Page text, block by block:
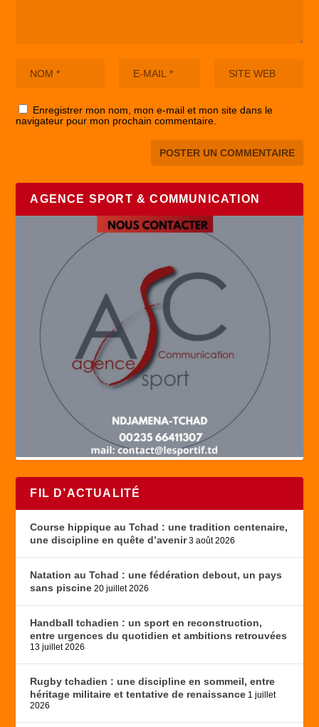
Enregistrer mon nom, mon e-mail et mon site dans le
navigateur pour mon prochain commentaire.
AGENCE SPORT & COMMUNICATION
FIL D’ACTUALITÉ
Course hippique au Tchad : une tradition centenaire,
une discipline en quête d’avenir 3 août 2026
Natation au Tchad : une fédération debout, un pays
sans piscine 20 juillet 2026
Handball tchadien : un sport en reconstruction,
entre urgences du quotidien et ambitions retrouvées
13 juillet 2026
Rugby tchadien : une discipline en sommeil, entre
héritage militaire et tentative de renaissance 1 juillet
2026